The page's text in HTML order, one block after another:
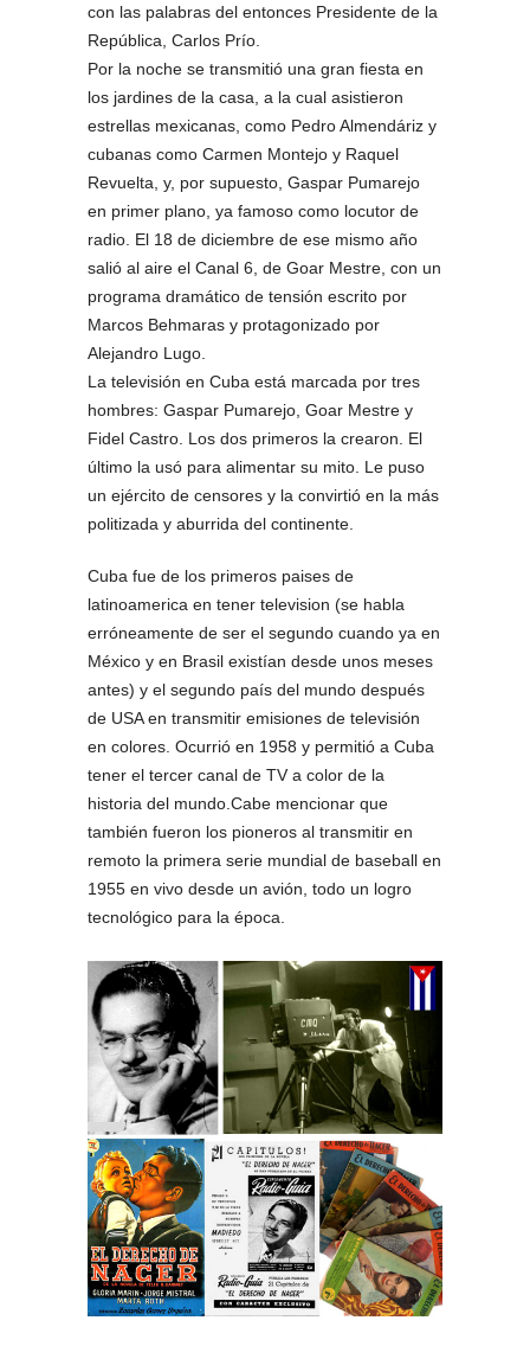
con las palabras del entonces Presidente de la
República, Carlos Prío.
Por la noche se transmitió una gran fiesta en
los jardines de la casa, a la cual asistieron
estrellas mexicanas, como Pedro Almendáriz y
cubanas como Carmen Montejo y Raquel
Revuelta, y, por supuesto, Gaspar Pumarejo
en primer plano, ya famoso como locutor de
radio. El 18 de diciembre de ese mismo año
salió al aire el Canal 6, de Goar Mestre, con un
programa dramático de tensión escrito por
Marcos Behmaras y protagonizado por
Alejandro Lugo.
La televisión en Cuba está marcada por tres
hombres: Gaspar Pumarejo, Goar Mestre y
Fidel Castro. Los dos primeros la crearon. El
último la usó para alimentar su mito. Le puso
un ejército de censores y la convirtió en la más
politizada y aburrida del continente.
Cuba fue de los primeros paises de
latinoamerica en tener television (se habla
erróneamente de ser el segundo cuando ya en
México y en Brasil existían desde unos meses
antes) y el segundo país del mundo después
de USA en transmitir emisiones de televisión
en colores. Ocurrió en 1958 y permitió a Cuba
tener el tercer canal de TV a color de la
historia del mundo.Cabe mencionar que
también fueron los pioneros al transmitir en
remoto la primera serie mundial de baseball en
1955 en vivo desde un avión, todo un logro
tecnológico para la época.